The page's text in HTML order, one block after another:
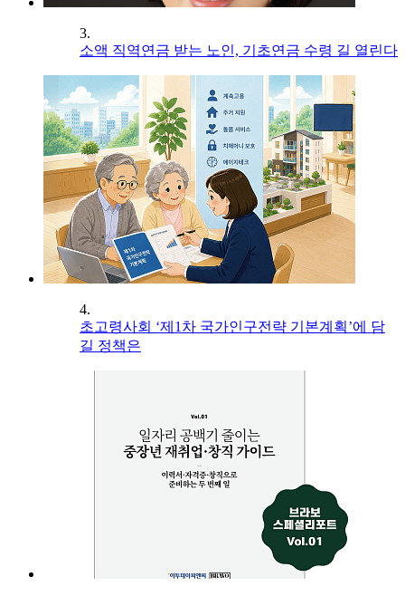
3.
소액 직역연금 받는 노인, 기초연금 수령 길 열린다
4.
초고령사회 ‘제1차 국가인구전략 기본계획’에 담
길 정책은